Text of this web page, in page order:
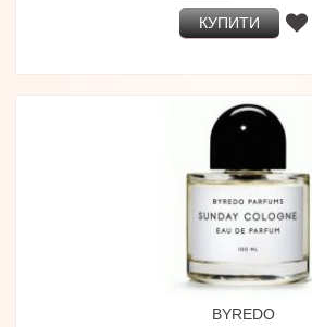
КУПИТИ
BYREDO